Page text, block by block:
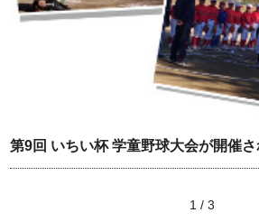
第9回 いちい杯 学童野球大会が開催
1 / 3